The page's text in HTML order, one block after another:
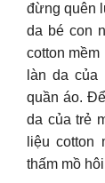
đừng quên
da bé con
cotton mềm
làn da của
quần áo.
da của trẻ
liệu
thấm mồ